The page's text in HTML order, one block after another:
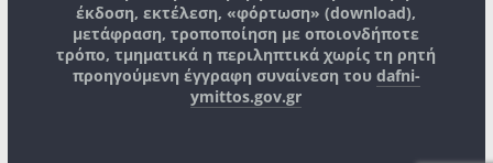
έκδοση, εκτέλεση, «φόρτωση» (download),
μετάφραση, τροποποίηση με οποιονδήποτε
τρόπο, τμηματικά η περιληπτικά χωρίς τη ρητή
προηγούμενη έγγραφη συναίνεση του dafni-
ymittos.gov.gr